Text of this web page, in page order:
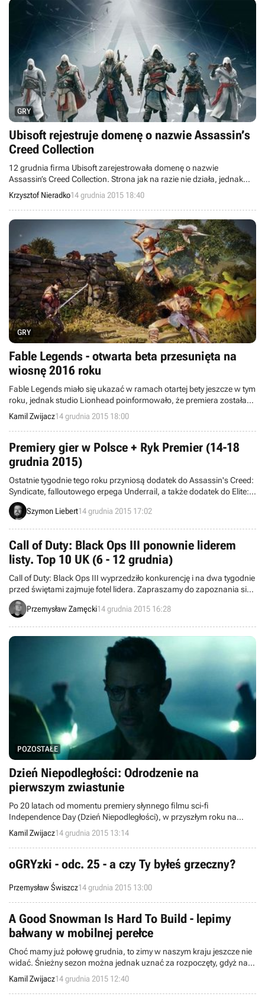
GRY
Ubisoft rejestruje domenę o nazwie Assassin’s
Creed Collection
12 grudnia firma Ubisoft zarejestrowała domenę o nazwie
Assassin’s Creed Collection. Strona jak na razie nie działa, jednak
spekulacji na temat tego, czego dokładnie będzie dotyczyć, jest już
bardzo dużo. Sam tytuł zdaje się zwiastować zbiorcze wydanie
wszystkich dotychczasowych odsłon tego kultowego cyklu, choć
bardziej prawdopodobne jest zawarcie tylko kilku z nich.
Krzysztof Nieradko14 grudnia 2015 18:40
GRY
Fable Legends - otwarta beta przesunięta na
wiosnę 2016 roku
Fable Legends miało się ukazać w ramach otartej bety jeszcze w tym
roku, jednak studio Lionhead poinformowało, że premiera została
przełożona na wiosnę 2016 roku, a w międzyczasie gra będzie dalej
rozwijana w zamkniętej becie.
Kamil Zwijacz14 grudnia 2015 18:00
Premiery gier w Polsce + Ryk Premier (14-18
grudnia 2015)
Ostatnie tygodnie tego roku przyniosą dodatek do Assassin's Creed:
Syndicate, falloutowego erpega Underrail, a także dodatek do Elite:
Dangerous z lądowaniem na powierzchniach planet. Zapraszamy
na przegląd premier.
Szymon Liebert14 grudnia 2015 17:02
Call of Duty: Black Ops III ponownie liderem
listy. Top 10 UK (6 - 12 grudnia)
Call of Duty: Black Ops III wyprzedziło konkurencję i na dwa tygodnie
przed świętami zajmuje fotel lidera. Zapraszamy do zapoznania się
z pierwszą dziesiątką najchętniej kupowanych gier w Zjednoczonym
Królestwie w handlu detalicznym.
Przemysław Zamęcki14 grudnia 2015 16:28
POZOSTAŁE
Dzień Niepodległości: Odrodzenie na
pierwszym zwiastunie
Po 20 latach od momentu premiery słynnego filmu sci-fi
Independence Day (Dzień Niepodległości), w przyszłym roku na
ekrany kin trafi kontynuacja zatytułowana Independence Day:
Resurgence (Dzień Niepodległości: Odrodzenie). Natomiast dziś
możemy obejrzeć pierwszy zwiastun tego obrazu.
Kamil Zwijacz14 grudnia 2015 13:14
oGRYzki - odc. 25 - a czy Ty byłeś grzeczny?
Przemysław Świszcz14 grudnia 2015 13:00
A Good Snowman Is Hard To Build - lepimy
bałwany w mobilnej perełce
Choć mamy już połowę grudnia, to zimy w naszym kraju jeszcze nie
widać. Śnieżny sezon można jednak uznać za rozpoczęty, gdyż na
urządzeniach mobilnych zadebiutowała gra A Good Snowman Is
Hard To Build, w której lepimy bałwany.
Kamil Zwijacz14 grudnia 2015 12:40